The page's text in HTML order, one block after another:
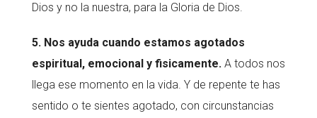
Dios y no la nuestra, para la Gloria de Dios.
5. Nos ayuda cuando estamos agotados
espiritual, emocional y fisicamente. A todos nos
llega ese momento en la vida. Y de repente te has
sentido o te sientes agotado, con circunstancias